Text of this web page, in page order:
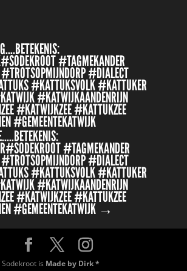
#TAGMEKANDER
#DIALECT
#KATTUKSVOLK #KATTUKER
#KATWIJKAANDENRIJN
#KATWIJKZEE #KATTUKZEE
#GEMEENTEKATWIJK
#TAGMEKANDER
#DIALECT
#KATTUKSVOLK #KATTUKER
#KATWIJKAANDENRIJN
#KATWIJKZEE #KATTUKZEE
#GEMEENTEKATWIJK→
Sodekroot is Made by Dirk *